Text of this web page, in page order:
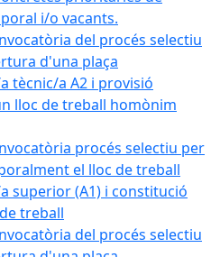
i/o vacants.
del procés selectiu
d'una plaça
tècnic/a A2 i provisió
lloc de treball homònim
procés selectiu per
el lloc de treball
superior (A1) i constitució
treball
del procés selectiu